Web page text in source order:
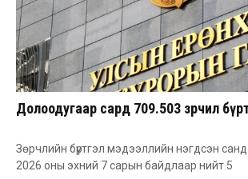
Долоодугаар сард 709.503 зөрчил
Зөрчлийн бүртгэл мэдээллийн нэгдсэн
2026 оны эхний 7 сарын байдлаар нийт 5